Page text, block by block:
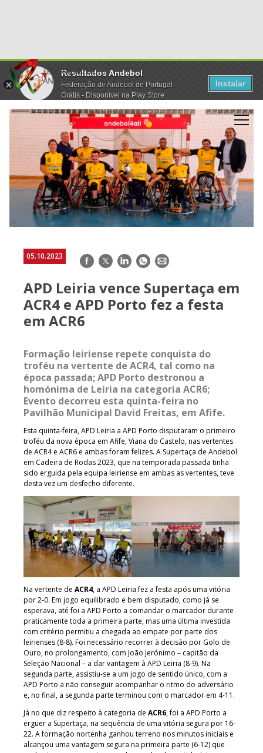
Resultados Andebol
Federação de Andebol de Portugal
Grátis - Disponivel na Play Store
Instalar
05.10.2023 Facebook
TwitterLinkedInWhatsApp
E-
APD Leiria vence Supertaça em
ACR4 e APD Porto fez a festa
em ACR6
Formação leiriense repete conquista do
troféu na vertente de ACR4, tal como na
época passada; APD Porto destronou a
homónima de Leiria na categoria ACR6;
Evento decorreu esta quinta-feira no
Pavilhão Municipal David Freitas, em Afife.
Esta quinta-feira, APD Leiria a APD Porto disputaram o primeiro
troféu da nova época em Afife, Viana do Castelo, nas vertentes
de ACR4 e ACR6 e ambas foram felizes. A Supertaça de Andebol
em Cadeira de Rodas 2023, que na temporada passada tinha
sido erguida pela equipa leiriense em ambas as vertentes, teve
desta vez um desfecho diferente.
Na vertente de ACR4, a APD Leiria fez a festa após uma vitória
por 2-0. Em jogo equilibrado e bem disputado, como já se
esperava, até foi a APD Porto a comandar o marcador durante
praticamente toda a primeira parte, mas uma última investida
com critério permitiu a chegada ao empate por parte dos
leirienses (8-8). Foi necessário recorrer à decisão por Golo de
Ouro, no prolongamento, com João Jerónimo – capitão da
Seleção Nacional – a dar vantagem à APD Leiria (8-9). Na
segunda parte, assistiu-se a um jogo de sentido único, com a
APD Porto a não conseguir acompanhar o ritmo do adversário
e, no final, a segunda parte terminou com o marcador em 4-11.
Já no que diz respeito à categoria de ACR6, foi a APD Porto a
erguer a Supertaça, na sequência de uma vitória segura por 16-
22. A formação nortenha ganhou terreno nos minutos iniciais e
alcançou uma vantagem segura na primeira parte (6-12) que